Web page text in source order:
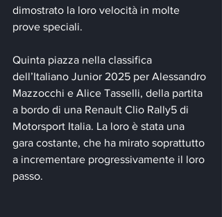
dimostrato la loro velocità in molte
prove speciali.
Quinta piazza nella classifica
dell’Italiano Junior 2025 per Alessandro
Mazzocchi e Alice Tasselli, della partita
a bordo di una Renault Clio Rally5 di
Motorsport Italia. La loro è stata una
gara costante, che ha mirato soprattutto
a incrementare progressivamente il loro
passo.